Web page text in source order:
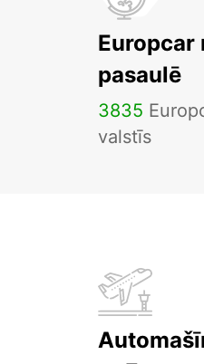
Europcar
pasaulē
3835
valstīs